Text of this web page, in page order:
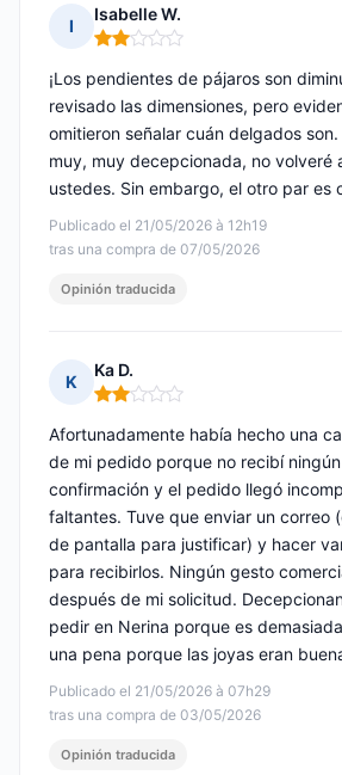
I
Isabelle W.
Nota: 2 de 5
Publicado el 21/05/2026 à 12h19
tras una compra de 07/05/2026
¡Los pendientes de pájaros son
revisado las dimensiones, pero
omitieron señalar cuán delgados
muy, muy decepcionada, no volveré
ustedes. Sin embargo, el otro par es
Opinión traducida
K
Ka D.
Nota: 2 de 5
Publicado el 21/05/2026 à 07h29
tras una compra de 03/05/2026
Afortunadamente había hecho una
de mi pedido porque no recibí
confirmación y el pedido llegó
faltantes. Tuve que enviar un correo
de pantalla para justificar) y hacer
para recibirlos. Ningún gesto
después de mi solicitud.
pedir en Nerina porque es
una pena porque las joyas eran
Opinión traducida